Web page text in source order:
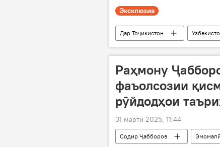
Эксклюзив
Дар Тоҷикистон
Шавкат Мирзиёев
Содир
Раҳмону
фаъолсозии
рӯйдодҳои
31 марти 2025, 11:44
Содир Ҷабборов